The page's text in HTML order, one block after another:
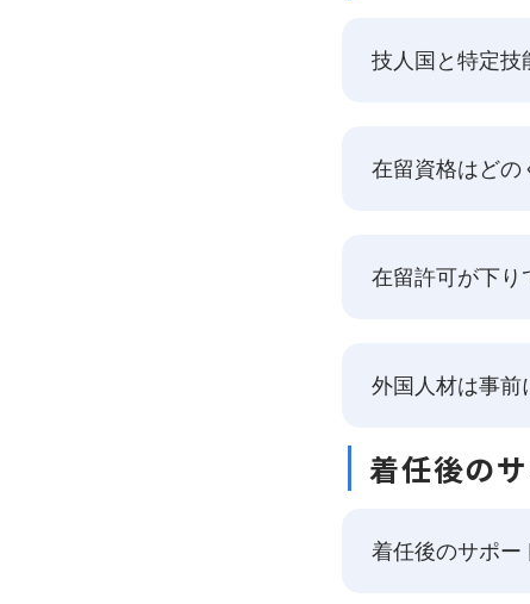
技人国と特定技
在留資格はどの
在留許可が下り
外国人材は事前
着任後の
着任後のサポー